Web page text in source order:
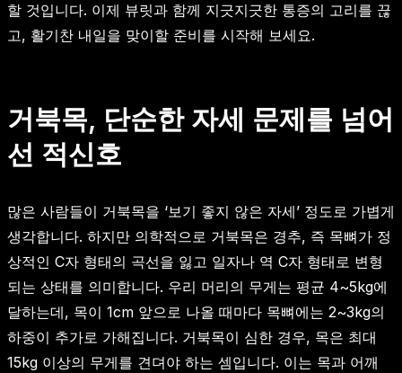
할 것입니다. 이제 뷰릿과 함께 지긋지긋한 통증의 고리를 끊
고, 활기찬 내일을 맞이할 준비를 시작해 보세요.
거북목, 단순한 자세 문제를 넘어
선 적신호
많은 사람들이 거북목을 ‘보기 좋지 않은 자세’ 정도로 가볍게
생각합니다. 하지만 의학적으로 거북목은 경추, 즉 목뼈가 정
상적인 C자 형태의 곡선을 잃고 일자나 역 C자 형태로 변형
되는 상태를 의미합니다. 우리 머리의 무게는 평균 4~5kg에
달하는데, 목이 1cm 앞으로 나올 때마다 목뼈에는 2~3kg의
하중이 추가로 가해집니다. 거북목이 심한 경우, 목은 최대
15kg 이상의 무게를 견뎌야 하는 셈입니다. 이는 목과 어깨